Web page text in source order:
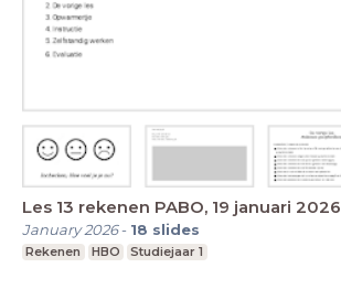
Les 13 rekenen PABO, 19 januari 2026
January 2026- 18 slides
Rekenen HBO Studiejaar 1